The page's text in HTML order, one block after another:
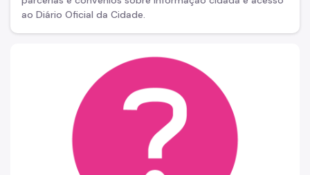
ao Diário Oficial da Cidade.